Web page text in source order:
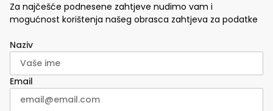
Za najčešće podnesene zahtjeve nudimo vam i
mogućnost korištenja našeg obrasca zahtjeva za podatke
Naziv
Email